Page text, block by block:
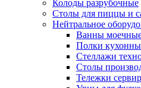
Колоды разрубочные
Столы для пиццы и
Нейтральное
Ванны
Полки
Стеллажи
Столы
Тележки